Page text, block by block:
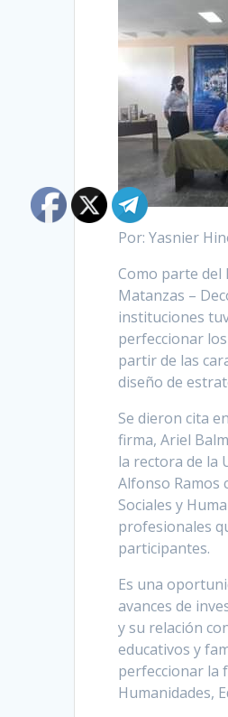
Por: Yasnier
Como parte del
Matanzas –
instituciones
perfeccionar
partir de las
diseño de
Se dieron cita
firma, Ariel
la rectora de la
Alfonso Ramos
Sociales y
profesionales
participantes.
Es una
avances de
y su relación
educativos y
perfeccionar la
Humanidades,